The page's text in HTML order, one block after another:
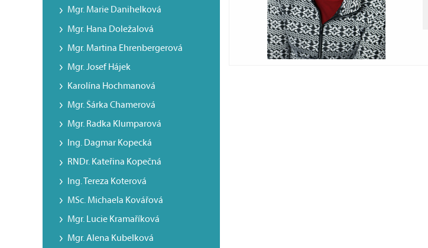
Mgr. Marie Danihelková
Mgr. Hana Doležalová
Mgr. Martina Ehrenbergerová
Mgr. Josef Hájek
Karolína Hochmanová
Mgr. Šárka Chamerová
Mgr. Radka Klumparová
Ing. Dagmar Kopecká
RNDr. Kateřina Kopečná
Ing. Tereza Koterová
MSc. Michaela Kovářová
Mgr. Lucie Kramaříková
Mgr. Alena Kubelková